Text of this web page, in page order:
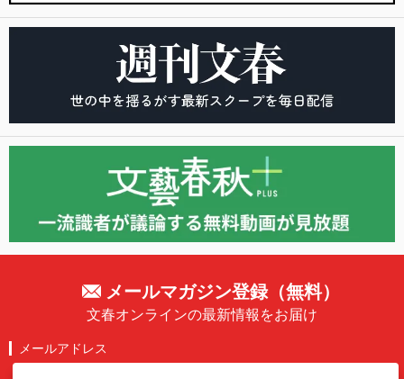
メールマガジン登録（無料）
文春オンラインの最新情報をお届け
メールアドレス